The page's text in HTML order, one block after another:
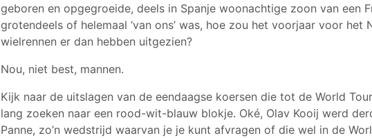
geboren en opgegroeide, deels in Spanje woonachtige zoon van een
grotendeels of helemaal ‘van ons’ was, hoe zou het voorjaar voor het
wielrennen er dan hebben uitgezien?
Nou, niet best, mannen.
Kijk naar de uitslagen van de eendaagse koersen die tot de World
lang zoeken naar een rood-wit-blauw blokje. Oké, Olav Kooij werd
Panne, zo’n wedstrijd waarvan je je kunt afvragen of die wel in de